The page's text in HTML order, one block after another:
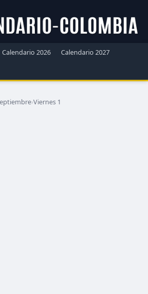
Calendario 2026
Calendario 2027
›Viernes 1